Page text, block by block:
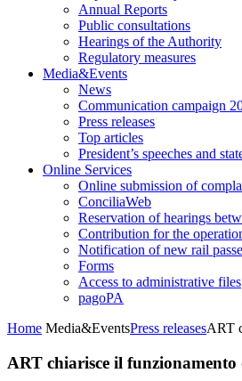
Annual Reports
Public consultations
Hearings of the Authority
Regulatory measures
Media&Events
News
Communication campaign
Press releases
Top articles
President’s speeches and
Online Services
Online submission of
ConciliaWeb
Reservation of hearings
Contribution for the
Notification of new rail
Forms
Access to administrative files
pagoPA
Home Media&EventsPress releasesART
ART chiarisce il